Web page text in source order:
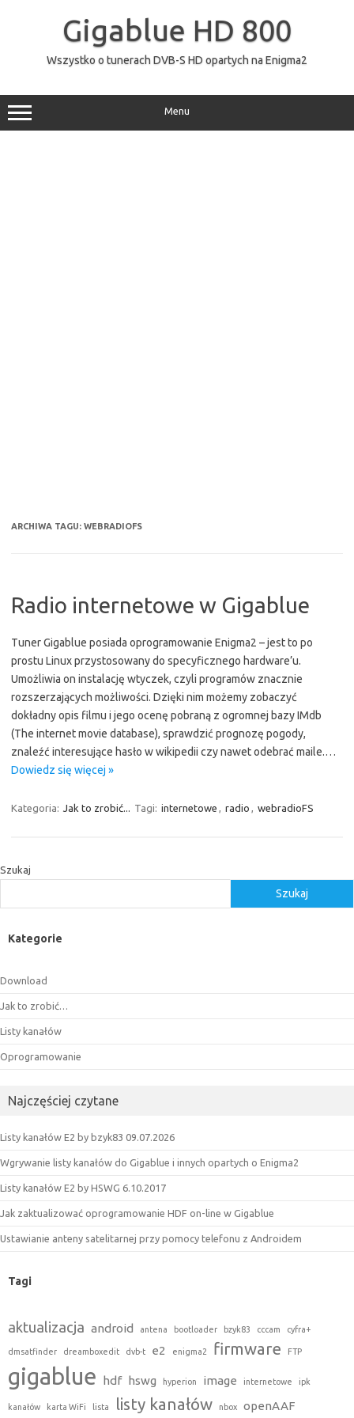
Gigablue HD 800
Wszystko o tunerach DVB-S HD opartych na Enigma2
Menu
ARCHIWA TAGU: WEBRADIOFS
Radio internetowe w Gigablue
Tuner Gigablue posiada oprogramowanie Enigma2 – jest to po
prostu Linux przystosowany do specyficznego hardware’u.
Umożliwia on instalację wtyczek, czyli programów znacznie
rozszerzających możliwości. Dzięki nim możemy zobaczyć
dokładny opis filmu i jego ocenę pobraną z ogromnej bazy IMdb
(The internet movie database), sprawdzić prognozę pogody,
znaleźć interesujące hasło w wikipedii czy nawet odebrać maile.…
Dowiedz się więcej »
Kategoria: Jak to zrobić... Tagi: internetowe , radio , webradioFS
Szukaj
Szukaj
Kategorie
Download
Jak to zrobić…
Listy kanałów
Oprogramowanie
Najczęściej czytane
Listy kanałów E2 by bzyk83 09.07.2026
Wgrywanie listy kanałów do Gigablue i innych opartych o Enigma2
Listy kanałów E2 by HSWG 6.10.2017
Jak zaktualizować oprogramowanie HDF on-line w Gigablue
Ustawianie anteny satelitarnej przy pomocy telefonu z Androidem
Tagi
aktualizacja android antena bootloader bzyk83 cccam cyfra+
dmsatfinder dreamboxedit dvb-t e2 enigma2 firmware FTP
gigablue hdf hswg hyperion image internetowe ipk
kanałów karta WiFi lista listy kanałów nbox openAAF